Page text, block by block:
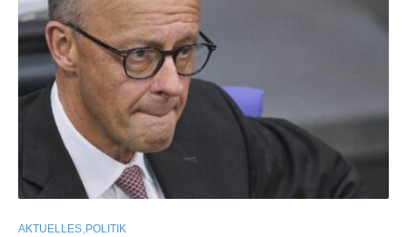
AKTUELLES POLITIK